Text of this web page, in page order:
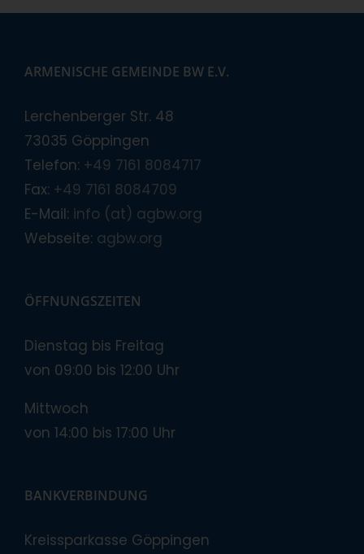
ARMENISCHE GEMEINDE BW E.V.
Lerchenberger Str. 48
73035 Göppingen
Telefon: +49 7161 8084717
Fax: +49 7161 8084709
E-Mail: info (at) agbw.org
Webseite: agbw.org
ÖFFNUNGSZEITEN
Dienstag bis Freitag
von 09:00 bis 12:00 Uhr
Mittwoch
von 14:00 bis 17:00 Uhr
BANKVERBINDUNG
Kreissparkasse Göppingen